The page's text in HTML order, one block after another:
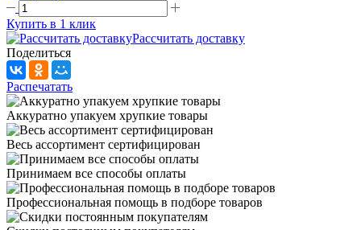
Купить в 1 клик
Рассчитать доставку
Поделиться
Распечатать
Аккуратно упакуем хрупкие товары
Весь ассортимент сертифицирован
Принимаем все способы оплаты
Профессиональная помощь в подборе товаров